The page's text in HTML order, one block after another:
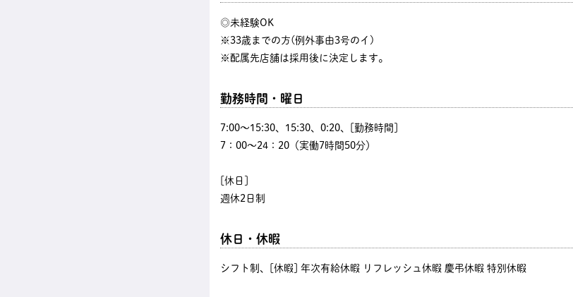
◎未経験OK
※33歳までの方(例外事由3号のイ)
※配属先店舗は採用後に決定します。
勤務時間・曜日
7:00〜15:30、15:30、0:20、[勤務時間]
7：00～24：20（実働7時間50分）
[休日]
週休2日制
休日・休暇
シフト制、[休暇] 年次有給休暇 リフレッシュ休暇 慶弔休暇 特別休暇